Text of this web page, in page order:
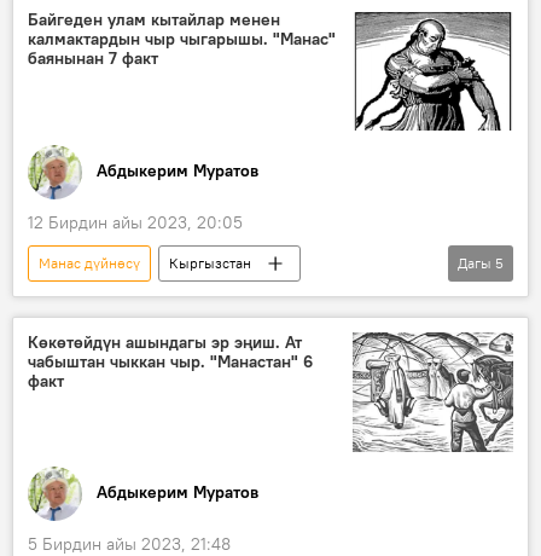
Байгеден улам кытайлар менен
калмактардын чыр чыгарышы. "Манас"
баянынан 7 факт
Абдыкерим Муратов
12 Бирдин айы 2023, 20:05
Манас дүйнөсү
Кыргызстан
Манас эпосу
Көкөтөйдүн ашы
ат чабыш
талаш
факты
Дагы 5
Көкөтөйдүн ашындагы эр эңиш. Ат
чабыштан чыккан чыр. "Манастан" 6
факт
Абдыкерим Муратов
5 Бирдин айы 2023, 21:48